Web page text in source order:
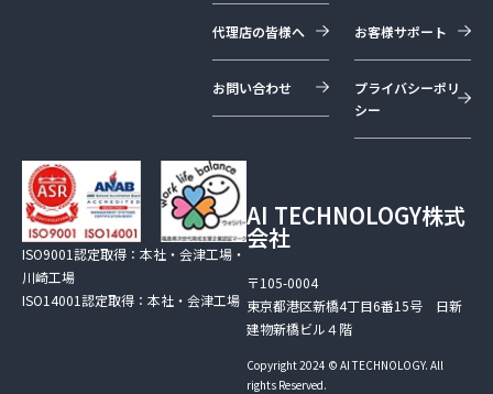
代理店の皆様へ お客様サポート
お問い合わせ
プライバシーポリ
シー
AI TECHNOLOGY株式
会社
〒105-0004
東京都港区新橋4丁目6番15号 日新
建物新橋ビル４階
Copyright 2024 © AI TECHNOLOGY. All
rights Reserved.
ISO9001認定取得：本社・会津工場・
川崎工場
ISO14001認定取得：本社・会津工場